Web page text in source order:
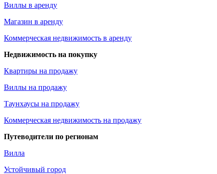
Виллы в аренду
Магазин в аренду
Коммерческая недвижимость в аренду
Недвижимость на покупку
Квартиры на продажу
Виллы на продажу
Таунхаусы на продажу
Коммерческая недвижимость на продажу
Путеводители по регионам
Вилла
Устойчивый город